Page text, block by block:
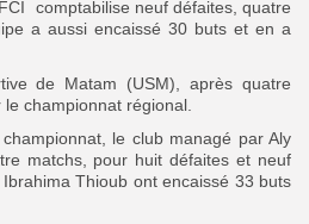
comptabilise neuf défaites, quatre
a aussi encaissé 30 buts et en a
de Matam (USM), après quatre
championnat régional.
le club managé par Aly
matchs, pour huit défaites et neuf
Thioub ont encaissé 33 buts